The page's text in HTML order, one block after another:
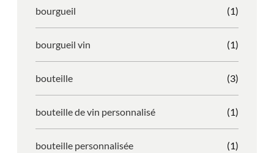
bourgueil (1)
bourgueil vin (1)
bouteille (3)
bouteille de vin personnalisé (1)
bouteille personnalisée (1)